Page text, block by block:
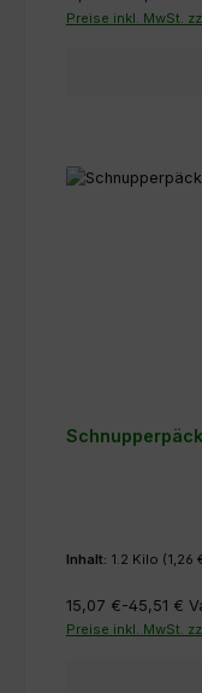
Preise inkl. MwSt.
Inhalt: 1.2 Kilo (1,26
15,07 €-45,51 €
Preise inkl. MwSt.